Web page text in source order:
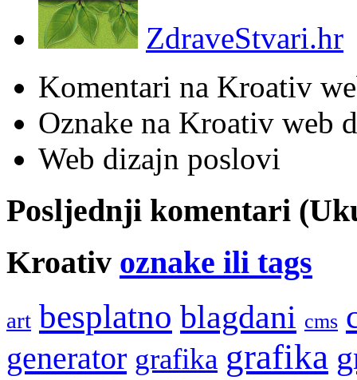
ZdraveStvari.hr
Komentari na Kroativ
Oznake na Kroativ web
Web dizajn poslovi
Posljednji komentari
Kroativ oznake ili tags
art besplatno blagdani cms
generator grafika grafika